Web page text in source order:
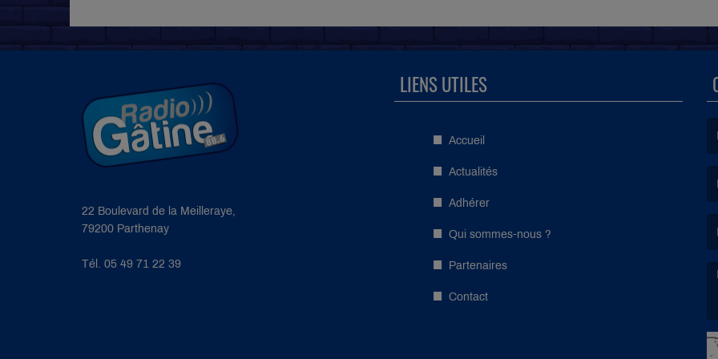
22 Boulevard de la Meilleraye,
79200 Parthenay
Tél. 05 49 71 22 39
LIENS UTILES
Accueil
Actualités
Adhérer
Qui sommes-nous ?
Partenaires
Contact